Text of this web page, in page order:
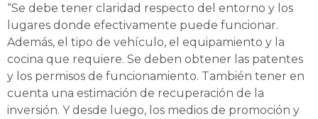
“Se debe tener claridad respecto del entorno y los
lugares donde efectivamente puede funcionar.
Además, el tipo de vehículo, el equipamiento y la
cocina que requiere. Se deben obtener las patentes
y los permisos de funcionamiento. También tener en
cuenta una estimación de recuperación de la
inversión. Y desde luego, los medios de promoción y